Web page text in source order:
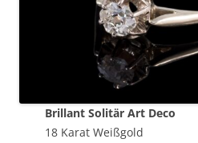
Brillant Solitär Art Deco
18 Karat Weißgold